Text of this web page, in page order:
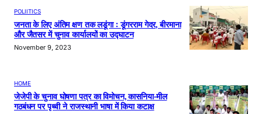
POLIITICS
जनता के लिए अंतिम क्षण तक लडूंगा : डूंगरराम गेदर, बीरमाना
और जैतसर में चुनाव कार्यालयों का उद्घाटन
November 9, 2023
HOME
जेजेपी के चुनाव घोषणा पत्र का विमोचन, कासनिया-मील
गठबंधन पर पृथ्वी ने राजस्थानी भाषा में किया कटाक्ष